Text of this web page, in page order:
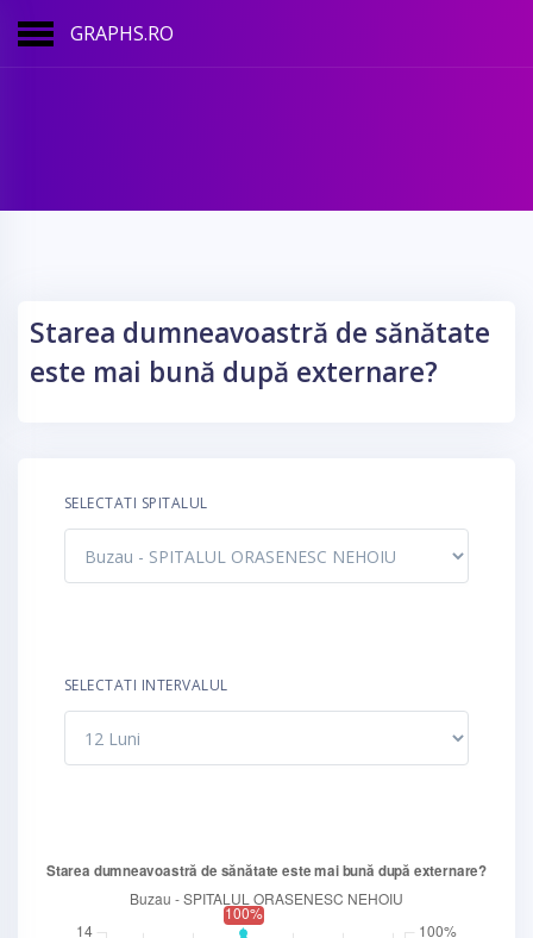
GRAPHS.RO
Starea dumneavoastră de sănătate
este mai bună după externare?
SELECTATI SPITALUL
SELECTATI INTERVALUL